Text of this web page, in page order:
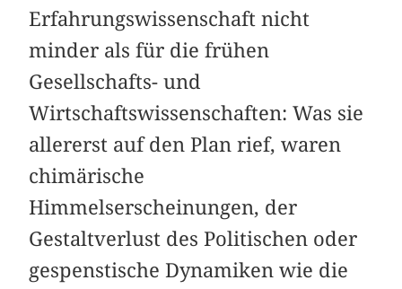
Erfahrungswissenschaft nicht
minder als für die frühen
Gesellschafts- und
Wirtschaftswissenschaften: Was sie
allererst auf den Plan rief, waren
chimärische
Himmelserscheinungen, der
Gestaltverlust des Politischen oder
gespenstische Dynamiken wie die